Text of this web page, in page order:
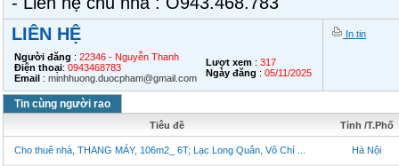
LIÊN HỆ
Người đăng : 22346 - Nguyễn Thanh
Điện thoại: 0943468783
Email : minhhuong.duocpham@gmail.com
Lượt xem : 317
Ngày đăng : 05/11/2025
In tin
Tin cùng người rao
Tiêu đề Tỉnh /T.Phố
Cho thuê nhà, THANG MÁY, 106m2_ 6T; Lạc Long Quân, Võ Chí ... Hà Nội